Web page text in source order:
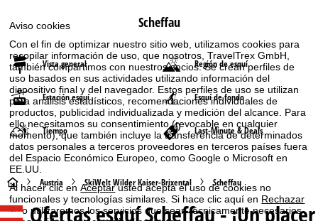
Aviso cookies
Con el fin de optimizar nuestro sitio web, utilizamos cookies para
recopilar información de uso, que nosotros, TravelTrex GmbH,
también compartimos con nuestros socios. Se crean perfiles de
uso basados en sus actividades utilizando información del
dispositivo final y del navegador. Estos perfiles de uso se utilizan
para análisis estadísticos, recomendaciones individuales de
productos, publicidad individualizada y medición del alcance. Para
ello necesitamos su consentimiento (revocable en cualquier
momento), que también incluye la transferencia de determinados
datos personales a terceros proveedores en terceros países fuera
del Espacio Económico Europeo, como Google o Microsoft en
EE.UU.
Al hacer clic enAceptarusted acepta el uso de cookies no
funcionales y tecnologías similares. Si hace clic aquí en Rechazar
solo utilizaremos los servicios que sean técnicamente necesarios
Scheffau
Vista general Región de esquí
Estación esquí Esquí de fondo
Tiempo Last-Minute & Deals
P
á
Austria SkiWelt Wilder Kaiser-Brixental Scheffau
Ofertas esquíScheffau - ¡Un placer